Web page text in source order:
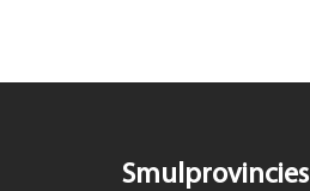
Smulprovincies